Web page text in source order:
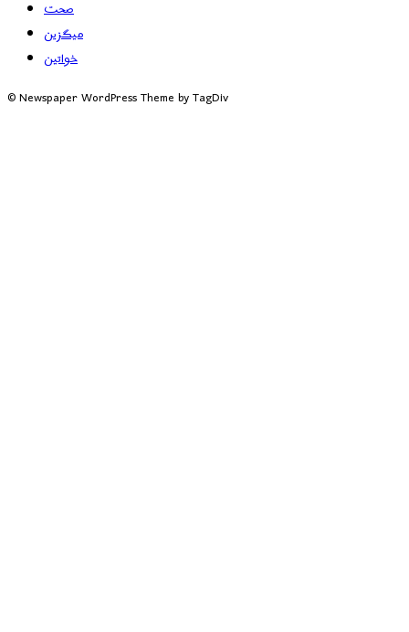
صحت
میگزین
خواتین
© Newspaper WordPress Theme by TagDiv